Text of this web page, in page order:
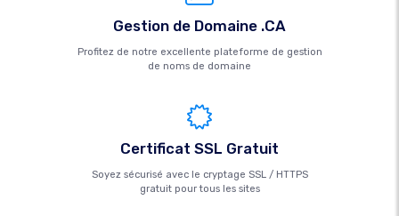
Gestion de Domaine .CA
Profitez de notre excellente plateforme de gestion
de noms de domaine
Certificat SSL Gratuit
Soyez sécurisé avec le cryptage SSL / HTTPS
gratuit pour tous les sites